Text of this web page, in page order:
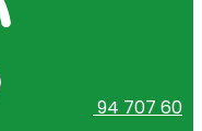
94 707 60